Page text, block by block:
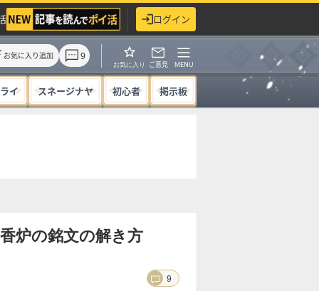
ログイン
お気に入り追加 9
お気に入り ご意見 MENU
イ スネージナヤ 初心者 掲示板
炉の銘文の解き方
9